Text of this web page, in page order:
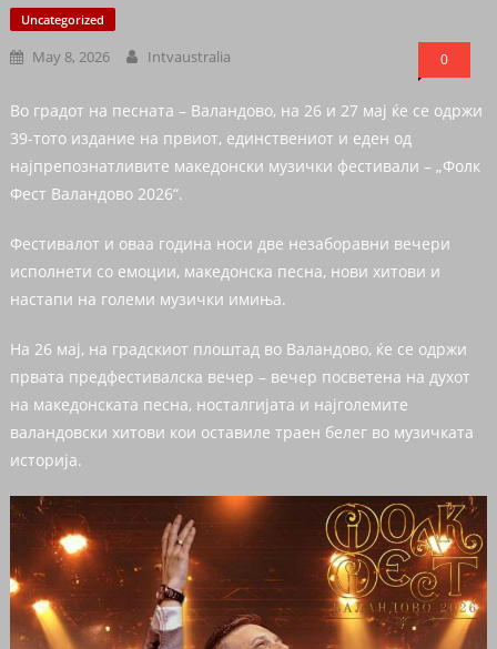
Uncategorized
May 8, 2026 Intvaustralia 0
Во градот на песната – Валандово, на 26 и 27 мај ќе се одржи
39-тото издание на првиот, единствениот и еден од
најпрепознатливите македонски музички фестивали – „Фолк
Фест Валандово 2026“.
Фестивалот и оваа година носи две незаборавни вечери
исполнети со емоции, македонска песна, нови хитови и
настапи на големи музички имиња.
На 26 мај, на градскиот плоштад во Валандово, ќе се одржи
првата предфестивалска вечер – вечер посветена на духот
на македонската песна, носталгијата и најголемите
валандовски хитови кои оставиле траен белег во музичката
историја.